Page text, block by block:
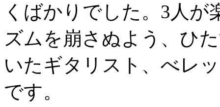
くばかりでした。3人
ズムを崩さぬよう、ひ
いたギタリスト、べレ
です。